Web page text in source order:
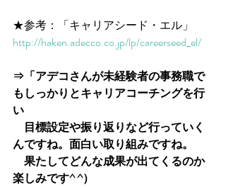
★参考：「キャリアシード・エル」
http://haken.adecco.co.jp/lp/careerseed_el/
⇒「アデコさんが未経験者の事務職で
もしっかりとキャリアコーチングを行
い
目標設定や振り返りなど行っていく
んですね。面白い取り組みですね。
果たしてどんな成果が出てくるのか
楽しみです^ ^）